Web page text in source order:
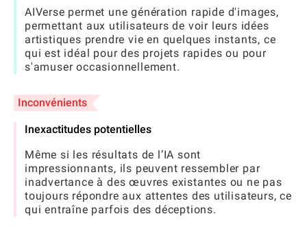
AIVerse permet une génération rapide d'images,
permettant aux utilisateurs de voir leurs idées
artistiques prendre vie en quelques instants, ce
qui est idéal pour des projets rapides ou pour
s'amuser occasionnellement.
Inconvénients
Inexactitudes potentielles
Même si les résultats de l’IA sont
impressionnants, ils peuvent ressembler par
inadvertance à des œuvres existantes ou ne pas
toujours répondre aux attentes des utilisateurs, ce
qui entraîne parfois des déceptions.